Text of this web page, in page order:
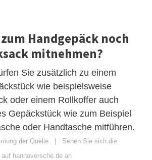
Handgepäck noch
mitnehmen?
Sie zusätzlich zu einem
wie beispielsweise
oder einem Rollkoffer auch
Gepäckstück wie zum Beispiel
oder Handtasche mitführen.
der Quelle | Sehen Sie sich die
hannoversche.de an